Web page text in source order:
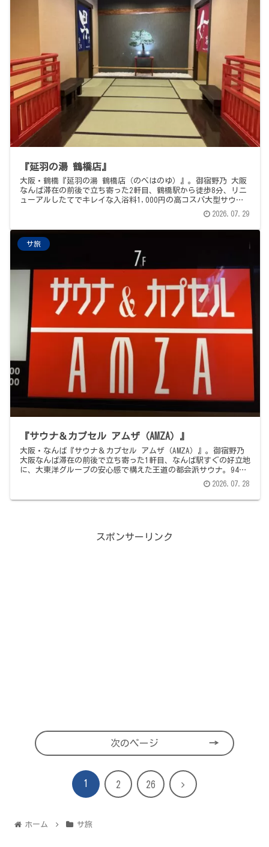
『延羽の湯 鶴橋店』
大阪・鶴橋『延羽の湯 鶴橋店（のべはのゆ）』。御宿野乃 大阪
なんば滞在の前後で立ち寄った2軒目、鶴橋駅から徒歩8分、リニ
ューアルしたてでキレイな入浴料1,000円の高コスパ大型サウナ
施設。「関西一熱い」と噂の90℃"熱風蒸屋"（40人定員・1時間
に1度のロウリュサービス）と、もぐり込む秘密基地感の86℃"熱
の室"（セルフロウリュ可）の2種、やや深めで広い15℃水風呂、
そして都会のど真ん中とは思えない空の抜けの良い外気浴。サウ
ナ飯は"ラーメンかと思うほど麺多め"のもつ鍋定食＋メガハイボ
ールで。全体的にしっかり好印象の1軒でした。
2026.07.29
サ旅
『サウナ＆カプセル アムザ（AMZA）』
大阪・なんば『サウナ＆カプセル アムザ（AMZA）』。御宿野乃
大阪なんば滞在の前後で立ち寄った1軒目、なんば駅すぐの好立地
に、大東洋グループの安心感で構えた王道の都会派サウナ。94℃
IKIサウナ（15時以降1時間おきロウリュサービス）＋86℃フィン
ランドサウナ（10分に一度セルフロウリュ可）の2室、14℃と
17℃の水風呂と25℃前後の大きめプール、そして屋上テラスの外
2026.07.28
スポンサーリンク
次のページ
1 2 26 次
ホーム サ旅